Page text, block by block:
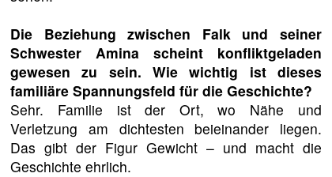
Die Beziehung zwischen Falk und seiner
Schwester Amina scheint konfliktgeladen
gewesen zu sein. Wie wichtig ist dieses
familiäre Spannungsfeld für die Geschichte?
Sehr. Familie ist der Ort, wo Nähe und
Verletzung am dichtesten beieinander liegen.
Das gibt der Figur Gewicht – und macht die
Geschichte ehrlich.